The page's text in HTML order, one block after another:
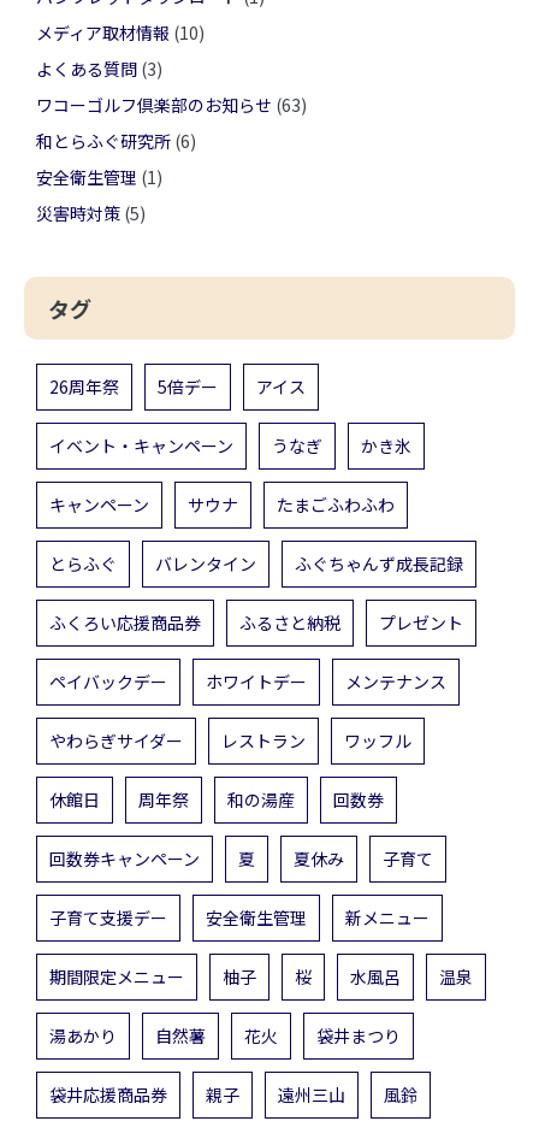
メディア取材情報 (10)
よくある質問 (3)
ワコーゴルフ倶楽部のお知らせ (63)
和とらふぐ研究所 (6)
安全衛生管理 (1)
災害時対策 (5)
タグ
26周年祭 5倍デー アイス
イベント・キャンペーン うなぎ かき氷
キャンペーン サウナ たまごふわふわ
とらふぐ バレンタイン ふぐちゃんず成長記録
ふくろい応援商品券 ふるさと納税 プレゼント
ペイバックデー ホワイトデー メンテナンス
やわらぎサイダー レストラン ワッフル
休館日 周年祭 和の湯産 回数券
回数券キャンペーン 夏 夏休み 子育て
子育て支援デー 安全衛生管理 新メニュー
期間限定メニュー 柚子 桜 水風呂 温泉
湯あかり 自然薯 花火 袋井まつり
袋井応援商品券 親子 遠州三山 風鈴